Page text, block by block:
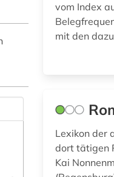
vom Index
mit den
Lexikon der
dort tätigen
Kai